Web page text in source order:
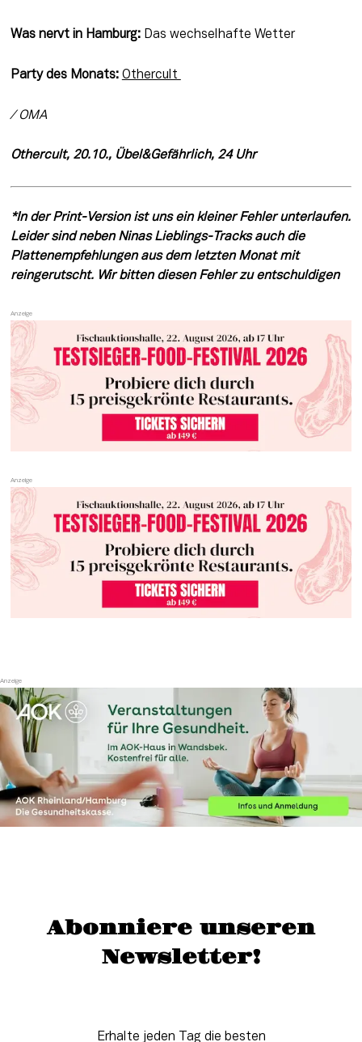
Was nervt in Hamburg: Das wechselhafte Wetter
Party des Monats: Othercult
/ OMA
Othercult, 20.10., Übel&Gefährlich, 24 Uhr
*In der Print-Version ist uns ein kleiner Fehler unterlaufen.
Leider sind neben Ninas Lieblings-Tracks auch die
Plattenempfehlungen aus dem letzten Monat mit
reingerutscht. Wir bitten diesen Fehler zu entschuldigen
Abonniere unseren
Newsletter!
Erhalte jeden Tag die besten